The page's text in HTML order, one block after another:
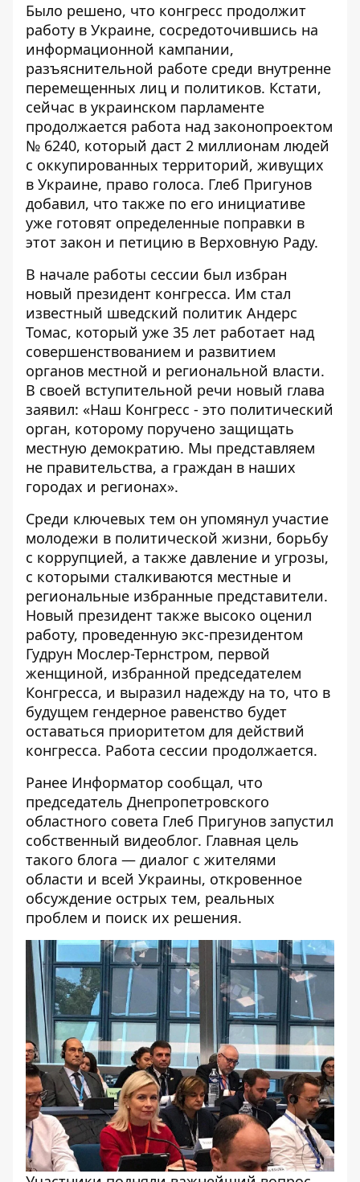
Было решено, что конгресс продолжит
работу в Украине, сосредоточившись на
информационной кампании,
разъяснительной работе среди внутренне
перемещенных лиц и политиков. Кстати,
сейчас в украинском парламенте
продолжается работа над законопроектом
№ 6240, который даст 2 миллионам людей
с оккупированных территорий, живущих
в Украине, право голоса. Глеб Пригунов
добавил, что также по его инициативе
уже готовят определенные поправки в
этот закон и петицию в Верховную Раду.
В начале работы сессии был избран
новый президент конгресса. Им стал
известный шведский политик Андерс
Томас, который уже 35 лет работает над
совершенствованием и развитием
органов местной и региональной власти.
В своей вступительной речи новый глава
заявил: «Наш Конгресс - это политический
орган, которому поручено защищать
местную демократию. Мы представляем
не правительства, а граждан в наших
городах и регионах».
Среди ключевых тем он упомянул участие
молодежи в политической жизни, борьбу
с коррупцией, а также давление и угрозы,
с которыми сталкиваются местные и
региональные избранные представители.
Новый президент также высоко оценил
работу, проведенную экс-президентом
Гудрун Мослер-Тернстром, первой
женщиной, избранной председателем
Конгресса, и выразил надежду на то, что в
будущем гендерное равенство будет
оставаться приоритетом для действий
конгресса. Работа сессии продолжается.
Ранее Информатор сообщал, что
председатель Днепропетровского
областного совета Глеб Пригунов запустил
собственный видеоблог. Главная цель
такого блога — диалог с жителями
области и всей Украины, откровенное
обсуждение острых тем, реальных
проблем и поиск их решения.